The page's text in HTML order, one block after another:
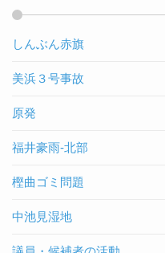
しんぶん赤旗
美浜３号事故
原発
福井豪雨-北部
樫曲ゴミ問題
中池見湿地